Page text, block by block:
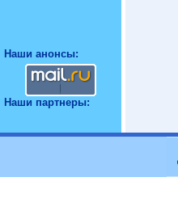
Наши анонсы:
Наши партнеры: